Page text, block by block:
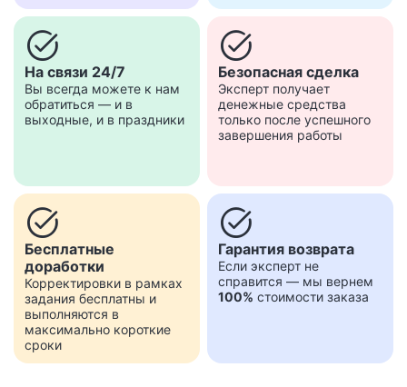
task_alt
На связи 24/7
Вы всегда можете к нам
обратиться — и в
выходные, и в праздники
task_alt
Безопасная сделка
Эксперт получает
денежные средства
только после успешного
завершения работы
task_alt
Бесплатные
доработки
Корректировки в рамках
задания бесплатны и
выполняются в
максимально короткие
сроки
task_alt
Гарантия возврата
Если эксперт не
справится — мы вернем
100% стоимости заказа